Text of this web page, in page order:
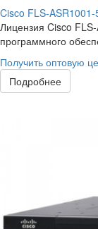
Cisco FLS-ASR1001-
Лицензия Cisco
программного
Получить оптовую
Подробнее